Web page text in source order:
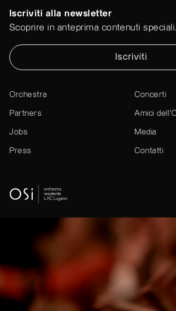
Iscriviti alla newsletter
Scoprire in anteprima contenuti speciali.
Iscriviti
Orchestra Concerti
Partners Amici
Jobs Media
Press Contatti